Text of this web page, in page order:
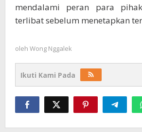
mendalami peran para
terlibat sebelum menetapkan
oleh Wong Nggalek
Ikuti Kami Pada